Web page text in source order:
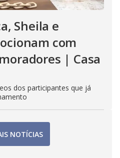
Sheila e
com
| Casa
dos participantes que já
NOTÍCIAS